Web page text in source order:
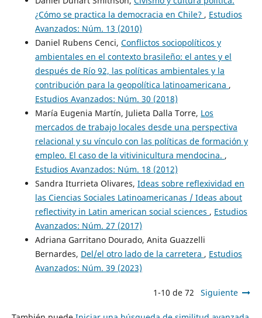
¿Cómo se practica la democracia en Chile? , Estudios
Avanzados: Núm. 13 (2010)
Daniel Rubens Cenci, Conflictos sociopolíticos y
ambientales en el contexto brasileño: el antes y el
después de Río 92, las políticas ambientales y la
contribución para la geopolítica latinoamericana ,
Estudios Avanzados: Núm. 30 (2018)
María Eugenia Martín, Julieta Dalla Torre, Los
mercados de trabajo locales desde una perspectiva
relacional y su vínculo con las políticas de formación y
empleo. El caso de la vitivinicultura mendocina. ,
Estudios Avanzados: Núm. 18 (2012)
Sandra Iturrieta Olivares, Ideas sobre reflexividad en
las Ciencias Sociales Latinoamericanas / Ideas about
reflectivity in Latin american social sciences , Estudios
Avanzados: Núm. 27 (2017)
Adriana Garritano Dourado, Anita Guazzelli
Bernardes, Del/el otro lado de la carretera , Estudios
Avanzados: Núm. 39 (2023)
1-10 de 72 Siguiente